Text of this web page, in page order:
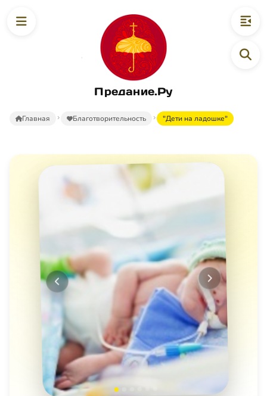
Предание.Ру
Главная Благотворительность "Дети на ладошке"
Предыдущее Следующее